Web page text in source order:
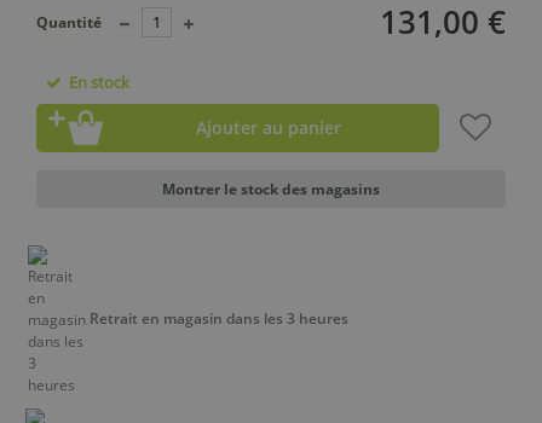
131,00 €
Quantité
En stock
Ajouter au panier
Montrer le stock des magasins
Retrait en magasin dans les 3 heures